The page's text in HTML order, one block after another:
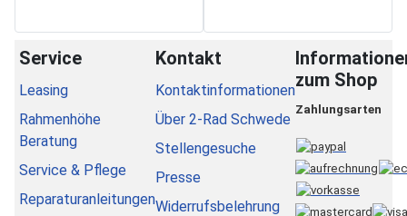
Service
Leasing
Rahmenhöhe
Beratung
Service & Pflege
Reparaturanleitungen
Kontakt
Kontaktinformationen
Über 2-Rad Schwede
Stellengesuche
Presse
Widerrufsbelehrung
zum Shop
Zahlungsarten